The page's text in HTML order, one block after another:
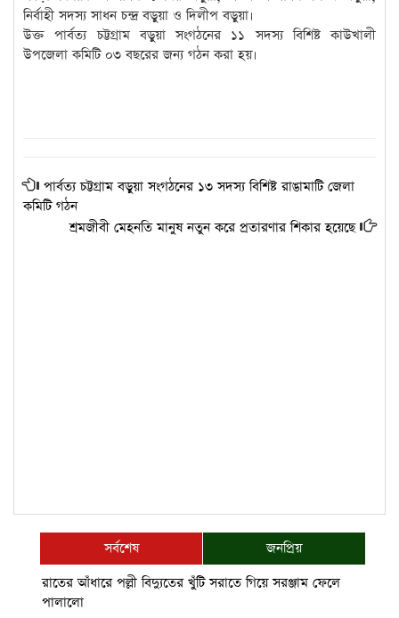
নির্বাহী সদস্য সাধন চন্দ্র বড়ুয়া ও দিলীপ বড়ুয়া।
উক্ত পার্বত্য চট্টগ্রাম বড়ুয়া সংগঠনের ১১ সদস্য বিশিষ্ট কাউখালী
উপজেলা কমিটি ০৩ বছরের জন্য গঠন করা হয়।
পার্বত্য চট্টগ্রাম বড়ুয়া সংগঠনের ১৩ সদস্য বিশিষ্ট রাঙামাটি জেলা
কমিটি গঠন
শ্রমজীবী মেহনতি মানুষ নতুন করে প্রতারণার শিকার হয়েছে
সর্বশেষ
জনপ্রিয়
রাতের আঁধারে পল্লী বিদ্যুতের খুঁটি সরাতে গিয়ে সরঞ্জাম ফেলে
পালালো